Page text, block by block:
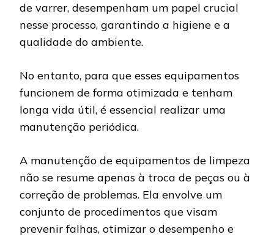
de varrer, desempenham um papel crucial
nesse processo, garantindo a higiene e a
qualidade do ambiente.
No entanto, para que esses equipamentos
funcionem de forma otimizada e tenham
longa vida útil, é essencial realizar uma
manutenção periódica.
A manutenção de equipamentos de limpeza
não se resume apenas à troca de peças ou à
correção de problemas. Ela envolve um
conjunto de procedimentos que visam
prevenir falhas, otimizar o desempenho e